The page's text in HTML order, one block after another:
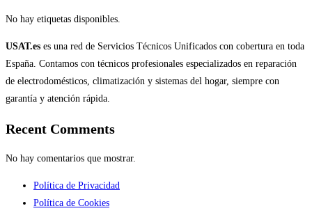
No hay etiquetas disponibles.
USAT.es es una red de Servicios Técnicos Unificados con cobertura en toda
España. Contamos con técnicos profesionales especializados en reparación
de electrodomésticos, climatización y sistemas del hogar, siempre con
garantía y atención rápida.
Recent Comments
No hay comentarios que mostrar.
Política de Privacidad
Política de Cookies